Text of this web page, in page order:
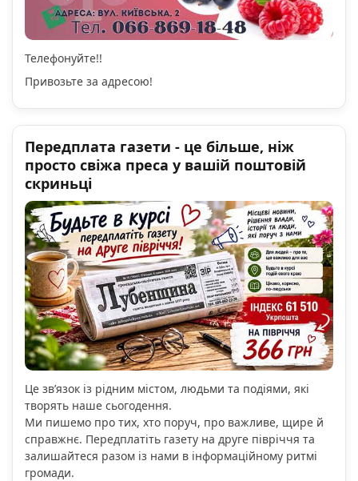
Телефонуйте!!
Привозьте за адресою!
Передплата газети - це більше, ніж
просто свіжа преса у вашій поштовій
скриньці
Це зв’язок із рідним містом, людьми та подіями, які
творять наше сьогодення.
Ми пишемо про тих, хто поруч, про важливе, щире й
справжнє. Передплатіть газету на друге півріччя та
залишайтеся разом із нами в інформаційному ритмі
громади.